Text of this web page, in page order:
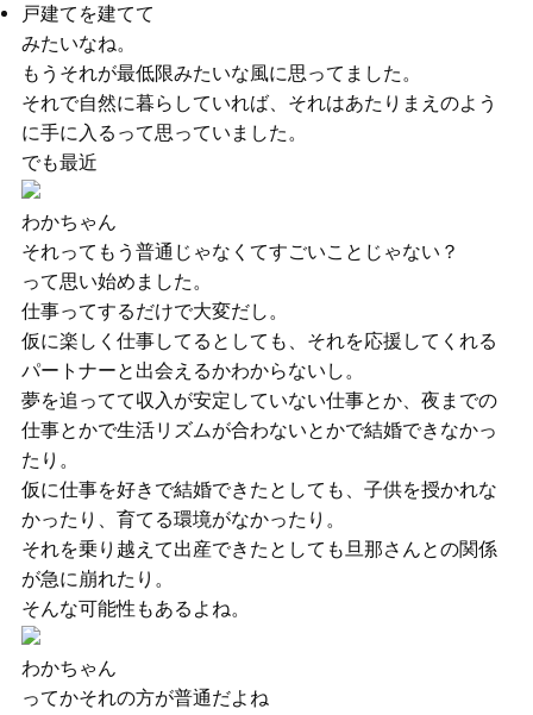
戸建てを建てて
みたいなね。
もうそれが最低限みたいな風に思ってました。
それで自然に暮らしていれば、それはあたりまえのよう
に手に入るって思っていました。
でも最近
わかちゃん
それってもう普通じゃなくてすごいことじゃない？
って思い始めました。
仕事ってするだけで大変だし。
仮に楽しく仕事してるとしても、それを応援してくれる
パートナーと出会えるかわからないし。
夢を追ってて収入が安定していない仕事とか、夜までの
仕事とかで生活リズムが合わないとかで結婚できなかっ
たり。
仮に仕事を好きで結婚できたとしても、子供を授かれな
かったり、育てる環境がなかったり。
それを乗り越えて出産できたとしても旦那さんとの関係
が急に崩れたり。
そんな可能性もあるよね。
わかちゃん
ってかそれの方が普通だよね